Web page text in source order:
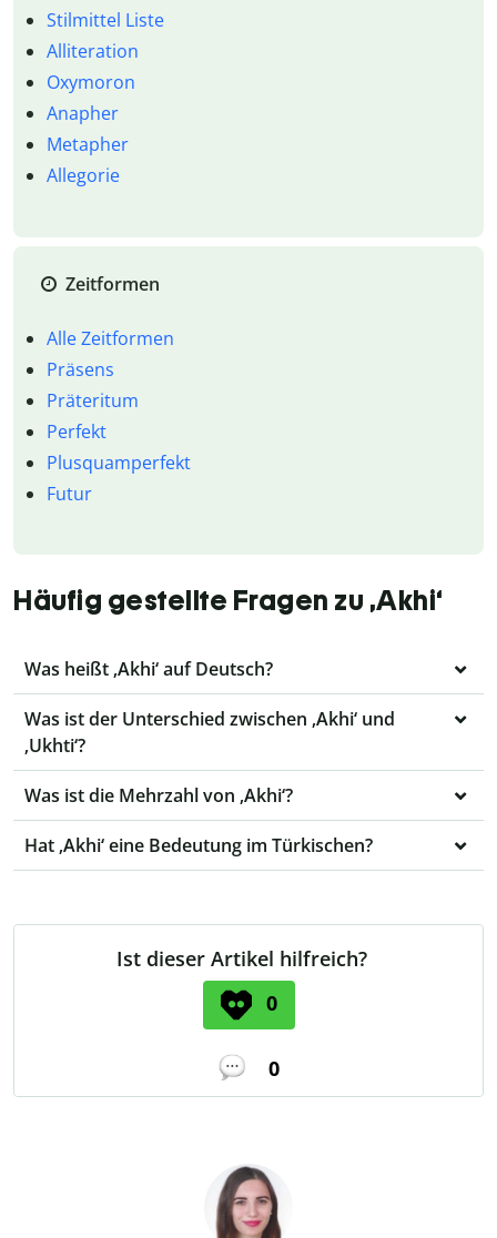
Stilmittel Liste
Alliteration
Oxymoron
Anapher
Metapher
Allegorie
Zeitformen
Alle Zeitformen
Präsens
Präteritum
Perfekt
Plusquamperfekt
Futur
Häufig gestellte Fragen zu ‚Akhi‘
Was heißt ‚Akhi‘ auf Deutsch?
Was ist der Unterschied zwischen ‚Akhi‘ und
‚Ukhti‘?
Was ist die Mehrzahl von ‚Akhi‘?
Hat ‚Akhi‘ eine Bedeutung im Türkischen?
Ist dieser Artikel hilfreich?
0
0